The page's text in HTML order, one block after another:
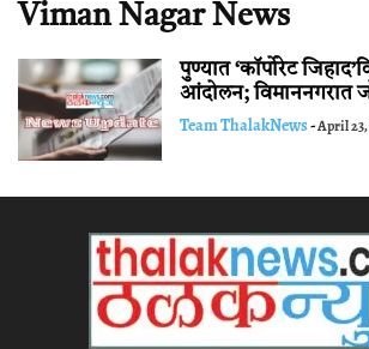
Viman Nagar News
पुण्यात ‘कॉर्पोरेट
आंदोलन; विमाननगरात
Team ThalakNews-April